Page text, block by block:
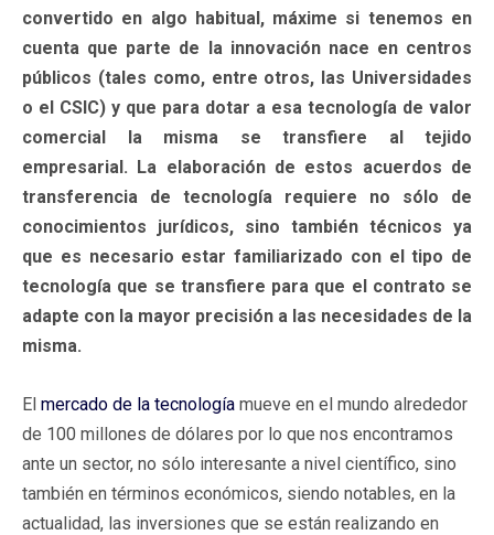
convertido en algo habitual, máxime si tenemos en
cuenta que parte de la innovación nace en centros
públicos (tales como, entre otros, las Universidades
o el CSIC) y que para dotar a esa tecnología de valor
comercial la misma se transfiere al tejido
empresarial. La elaboración de estos acuerdos de
transferencia de tecnología requiere no sólo de
conocimientos jurídicos, sino también técnicos ya
que es necesario estar familiarizado con el tipo de
tecnología que se transfiere para que el contrato se
adapte con la mayor precisión a las necesidades de la
misma.
El mercado de la tecnología mueve en el mundo alrededor
de 100 millones de dólares por lo que nos encontramos
ante un sector, no sólo interesante a nivel científico, sino
también en términos económicos, siendo notables, en la
actualidad, las inversiones que se están realizando en